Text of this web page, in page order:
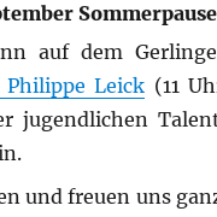
Sommerpause
auf dem
Philippe Leick (11
jugendlichen
und freuen uns